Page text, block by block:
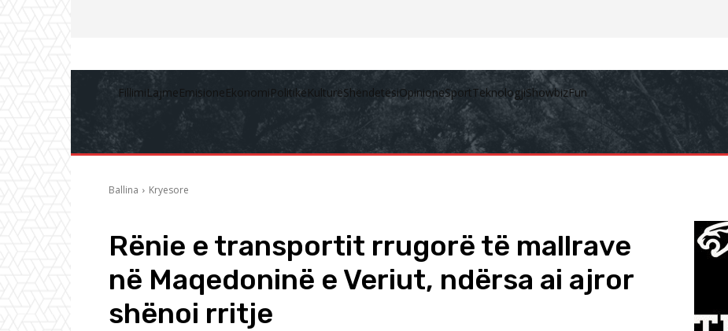
FillimiLajmeEmisioneEkonomiPolitikëKulturëShëndetësiOpinioneSportTeknologjiShowbizFun
Ballina Kryesore
Rënie e transportit rrugorë të mallrave
në Maqedoninë e Veriut, ndërsa ai ajror
shënoi rritje